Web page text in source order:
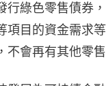
行綠色零售債券
項目的資金需求
不會再有其他零